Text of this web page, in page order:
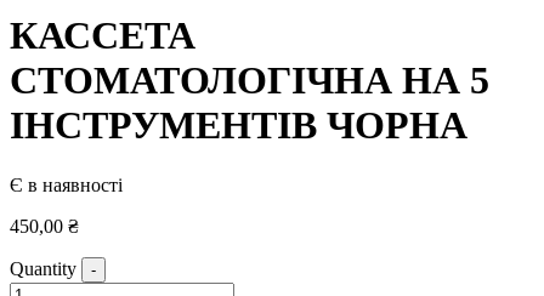
КАССЕТА
СТОМАТОЛОГІЧНА НА 5
ІНСТРУМЕНТІВ ЧОРНА
Є в наявності
450,00 ₴
Quantity -